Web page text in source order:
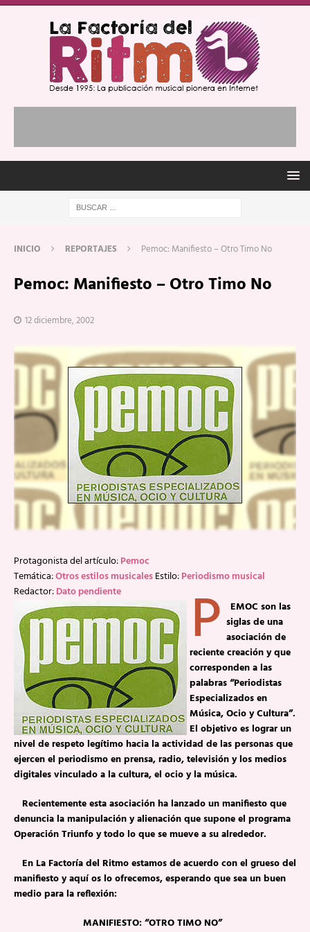
INICIO REPORTAJES Pemoc: Manifiesto – Otro Timo No
Pemoc: Manifiesto – Otro Timo No
12 diciembre, 2002
Protagonista del artículo:Pemoc
Temática:Otros estilos musicalesEstilo:Periodismo musical
Redactor:Dato pendiente P
EMOC son las
siglas de una
asociación de
reciente creación y que
corresponden a las
palabras “Periodistas
Especializados en
Música, Ocio y Cultura”.
El objetivo es lograr un
nivel de respeto legítimo hacia la actividad de las personas que
ejercen el periodismo en prensa, radio, televisión y los medios
digitales vinculado a la cultura, el ocio y la música.
Recientemente esta asociación ha lanzado un manifiesto que
denuncia la manipulación y alienación que supone el programa
Operación Triunfo y todo lo que se mueve a su alrededor.
En La Factoría del Ritmo estamos de acuerdo con el grueso del
manifiesto y aquí os lo ofrecemos, esperando que sea un buen
medio para la reflexión:
MANIFIESTO: “OTRO TIMO NO”